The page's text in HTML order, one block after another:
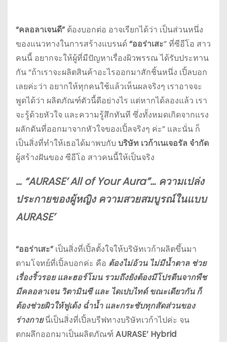
“คลอลาเจนดี”ต้องบอกต่อ อาจเรียกได้ว่า เป็นส่วนหนึ่ง
ของแนวทางในการสร้างแบรนด์ “ออร่าเสะ” ที่ซีอีโอ สาว
คนนี้ อยากจะให้ผู้ที่มีปัญหาเรื่องผิวพรรณ ได้รับประทาน
กัน “ถ้าเราจะผลิตสินค้าอะไรออกมาสักชิ้นหนึ่ง เปิ้ลบอก
เลยค่ะว่า อยากให้ทุกคนใช้แล้วเห็นผลจริงๆ เราอาจจะ
พูดได้ว่า ผลิตภัณฑ์ตัวนี้ดีอย่างไร แต่หากได้ลองแล้ว เรา
จะรู้ด้วยหัวใจ และความรู้สึกทันที ซึ่งทั้งหมดเกิดจากแรง
ผลักดันที่ออกมาจากหัวใจของเปิ้ลจริงๆ ค่ะ” และนั่น ก็
เป็นสิ่งที่ทำให้เธอได้มาพบกับ บริษัท เวก้าเนเจอรัล จำกัด
ผู้สร้างฝันของ ซีอีโอ สาวคนนี้ให้เป็นจริง
… “AURASE’ All of Your Aura”… ความเปล่ง
ประกายของผู้หญิง ความสวยสมบูรณ์ในแบบ
AURASE’
“ออร่าเสะ”เป็นสิ่งที่เปิ้ลตั้งใจให้บริษัทเวก้าผลิตขึ้นมา
ตามโจทย์ที่เปิ้ลบอกค่ะ คือ ต้องไม่อ้วน ไม่มีน้ำตาล ช่วย
เรื่องริ้วรอย และฮอร์โมน รวมถึงยังต้องมีโปรตีนจากพืช
มีคลอลาเจน วิตามินซี และ ไดเปบไทด์ ขณะเดียวกัน ก็
ต้องช่วยผิวให้ฟูเด้ง ฉ่ำน้ำ และกระชับทุกสัดส่วนของ
ร่างกายนี่เป็นสิ่งที่เปิ้ลบรีฟทางบริษัทเวก้าไปค่ะ จน
ตกผลึกออกมาเป็นผลิตภัณฑ์ AURASE’ Hybrid